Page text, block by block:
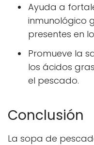
Ayuda a
inmunológico
presentes en
Promueve la
los ácidos
el pescado.
Conclusión
La sopa de